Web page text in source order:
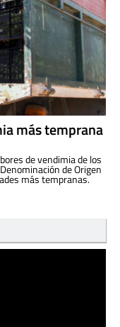
más temprana
de vendimia de los
de Origen
más tempranas.